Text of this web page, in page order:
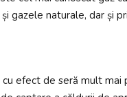
gazele naturale, dar și
efect de seră mult